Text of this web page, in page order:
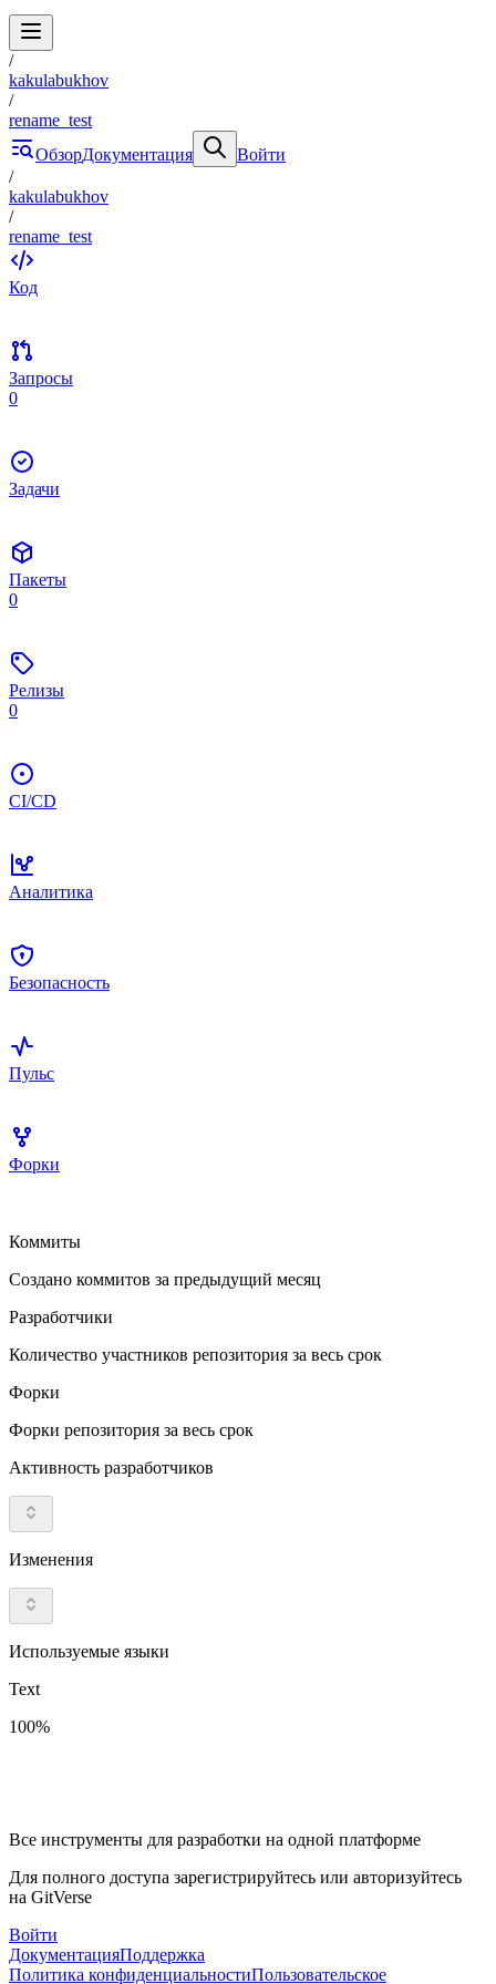
/
kakulabukhov
/
rename_test
ОбзорДокументация
Войти
/
kakulabukhov
/
rename_test
Код
Запросы
0
Задачи
Пакеты
0
Релизы
0
CI/CD
Аналитика
Безопасность
Пульс
Форки
Коммиты
Создано коммитов за предыдущий месяц
Разработчики
Количество участников репозитория за весь срок
Форки
Форки репозитория за весь срок
Активность разработчиков
Изменения
Используемые языки
Text
100%
Все инструменты для разработки на одной платформе
Для полного доступа зарегистрируйтесь или авторизуйтесь
на GitVerse
Войти
ДокументацияПоддержка
Политика конфиденциальностиПользовательское